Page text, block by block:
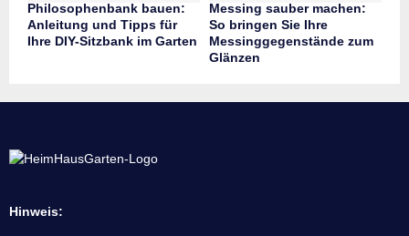
Philosophenbank bauen:
Anleitung und Tipps für
Ihre DIY-Sitzbank im Garten
Messing sauber machen:
So bringen Sie Ihre
Messinggegenstände zum
Glänzen
Hinweis: